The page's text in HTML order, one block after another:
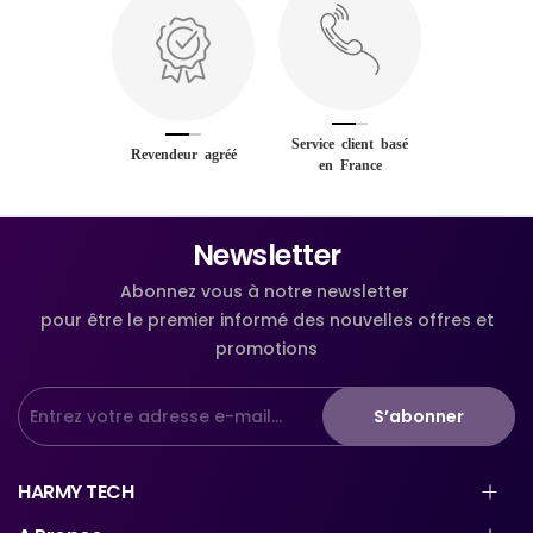
Revendeur agréé
Service client basé
en France
Newsletter
Abonnez vous à notre newsletter
pour être le premier informé des nouvelles offres et
promotions
S’abonner
HARMY TECH